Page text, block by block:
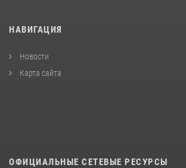
НАВИГАЦИЯ
Новости
Карта сайта
ОФИЦИАЛЬНЫЕ СЕТЕВЫЕ РЕСУРСЫ